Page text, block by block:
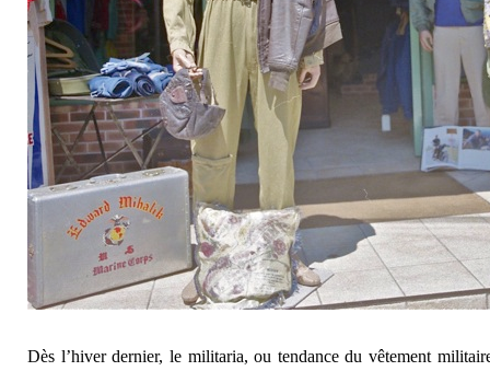
Dès l’hiver dernier, le militaria, ou tendance du vêtement